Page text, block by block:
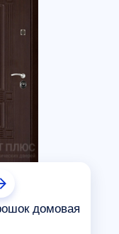
домовая